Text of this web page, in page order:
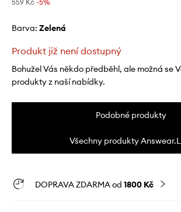
559 Kč -5%
Barva: zelená
Produkt již není dostupný
Bohužel Vás někdo předběhl, ale možná se
produkty z naší nabídky.
Podobné produkty
Všechny produkty
DOPRAVA ZDARMA od 1800 Kč